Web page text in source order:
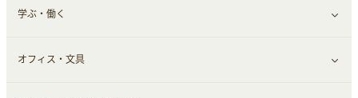
美容・ダイエット用品
脱毛用品
スポーツ・フィットネス
日用品・薬局・からだ
車情報・カーシェア・レンタル
お役立ち
すべて見る
ギフト・贈答品
学ぶ・働く
すべて見る
オフィス・文具